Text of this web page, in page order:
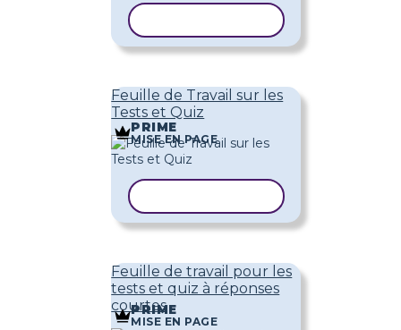
Feuille de Travail sur les
Tests et Quiz
PRIME
MISE EN PAGE
Feuille de travail pour les
tests et quiz à réponses
courtes
PRIME
MISE EN PAGE